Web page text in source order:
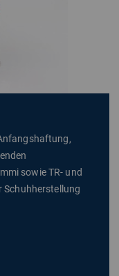
sowie TR- und
Schuhherstellung